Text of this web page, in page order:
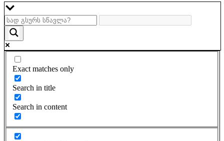
Exact matches only
Search in title
Search in content